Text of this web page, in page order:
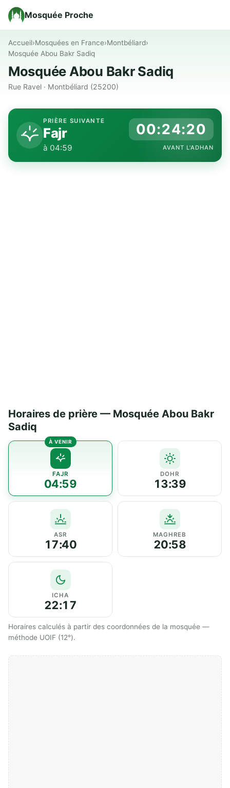
Mosquée Proche
Accueil›Mosquées en France›Montbéliard›
Mosquée Abou Bakr Sadiq
Mosquée Abou Bakr Sadiq
Rue Ravel · Montbéliard (25200)
PRIÈRE SUIVANTE
Fajr
à 04:59
00:24:19
AVANT L'ADHAN
Horaires de prière — Mosquée Abou Bakr
Sadiq
FAJR
04:59
DOHR
13:39
ASR
17:40
MAGHREB
20:58
ICHA
22:17
Horaires calculés à partir des coordonnées de la mosquée —
méthode UOIF (12°).